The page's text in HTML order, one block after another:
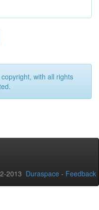
with all rights
2013 Duraspace - Feedback